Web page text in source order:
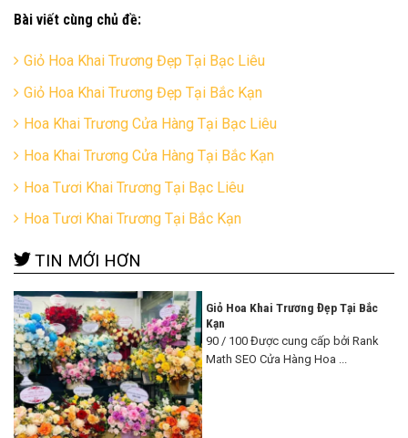
Bài viết cùng chủ đề:
Giỏ Hoa Khai Trương Đẹp Tại Bạc Liêu
Giỏ Hoa Khai Trương Đẹp Tại Bắc Kạn
Hoa Khai Trương Cửa Hàng Tại Bạc Liêu
Hoa Khai Trương Cửa Hàng Tại Bắc Kạn
Hoa Tươi Khai Trương Tại Bạc Liêu
Hoa Tươi Khai Trương Tại Bắc Kạn
TIN MỚI HƠN
Giỏ Hoa Khai Trương Đẹp Tại Bắc
Kạn
90 / 100 Được cung cấp bởi Rank
Math SEO Cửa Hàng Hoa ...